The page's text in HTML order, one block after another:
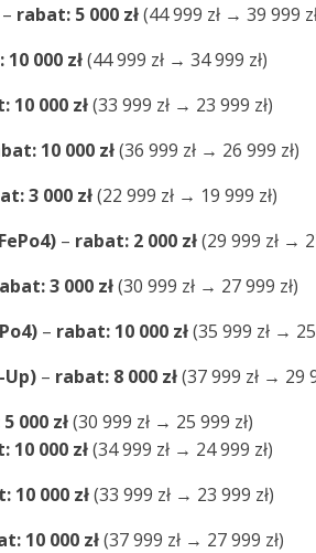
– rabat: 5 000 zł(44 999 zł → 39 999
000 zł(44 999 zł → 34 999 zł)
10 000 zł(33 999 zł → 23 999 zł)
10 000 zł(36 999 zł → 26 999 zł)
3 000 zł(22 999 zł → 19 999 zł)
– rabat: 2 000 zł(29 999 zł →
3 000 zł(30 999 zł → 27 999 zł)
– rabat: 10 000 zł(35 999 zł →
Up) – rabat: 8 000 zł(37 999 zł → 29
000 zł(30 999 zł → 25 999 zł)
10 000 zł(34 999 zł → 24 999 zł)
10 000 zł(33 999 zł → 23 999 zł)
10 000 zł(37 999 zł → 27 999 zł)